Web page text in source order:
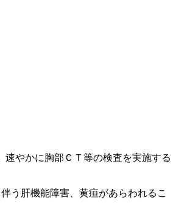
やかに胸部ＣＴ等の検査を実施する
う肝機能障害、黄疸があらわれるこ